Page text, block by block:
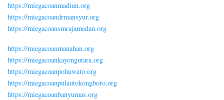
https://miegacoanmadiun.org
https://miegacoandrmansyur.org
https://miegacoansmrajamedan.org
https://miegacoanmanahan.org
https://miegacoankayongutara.org
https://miegacoanpohuwato.org
https://miegacoanpulautokongboro.org
https://miegacoanbanyumas.org